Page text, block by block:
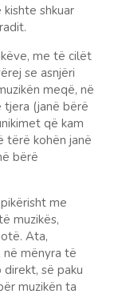
shkuar
me të cilët
se asnjëri
meqë, në
tjera (janë bërë
që kam
tërë kohën janë
bërë
me
muzikës,
Ata,
në mënyra të
së paku
muzikën ta